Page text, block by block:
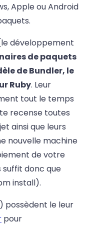
Apple ou Android
développement
de paquets
de Bundler, le
Ruby. Leur
tout le temps
recense toutes
ainsi que leurs
nouvelle machine
de votre
suffit donc que
install).
possèdent le leur
pour